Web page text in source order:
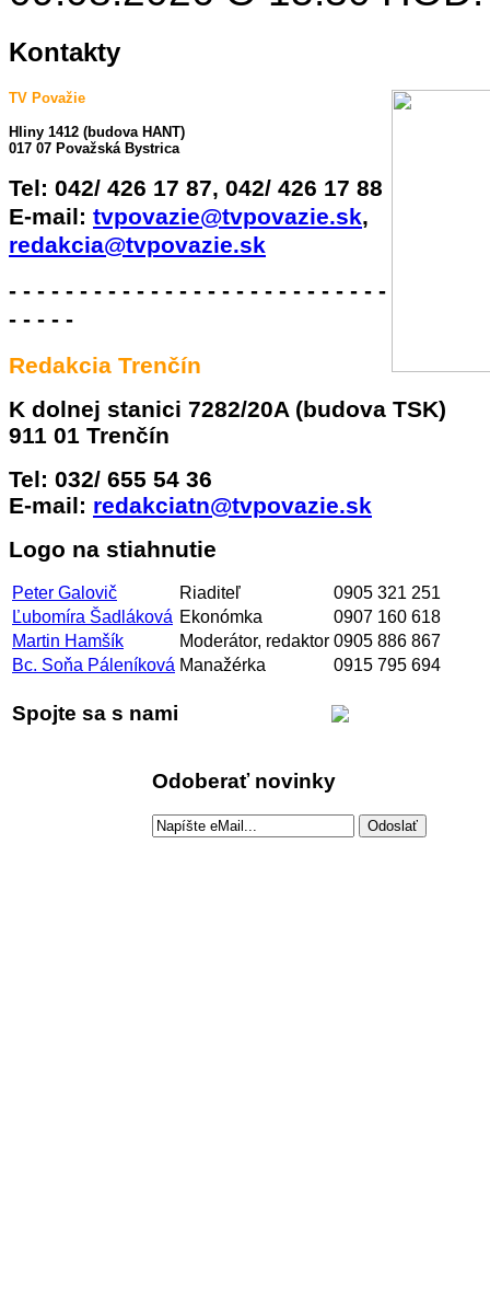
Kontakty
TV Považie
Hliny 1412 (budova HANT)
017 07 Považská Bystrica
Tel: 042/ 426 17 87, 042/ 426 17 88
E-mail: tvpovazie@tvpovazie.sk,
redakcia@tvpovazie.sk
- - - - - - - - - - - - - - - - - - - - - - - - - - -
- - - - -
Redakcia Trenčín
K dolnej stanici 7282/20A (budova TSK)
911 01 Trenčín
Tel: 032/ 655 54 36
E-mail: redakciatn@tvpovazie.sk
Logo na stiahnutie
Peter Galovič Riaditeľ
0905 321 251
Ľubomíra Šadláková Ekonómka
0907 160 618
Martin Hamšík
Moderátor, redaktor 0905 886 867
Bc. Soňa Páleníková Manažérka 0915 795 694
Spojte sa s nami
Odoberať novinky